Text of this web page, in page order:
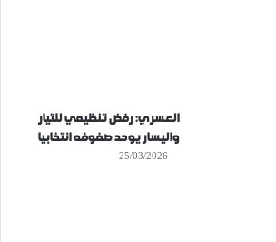
العسري: رفض تنظيمي للتيار
واليسار يوحد صفوفه انتخابيا
25/03/2026